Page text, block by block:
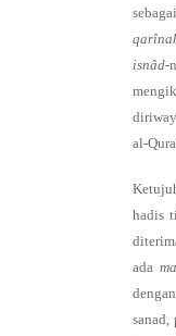
sebagai
isnâd-
al-
hadis
ada